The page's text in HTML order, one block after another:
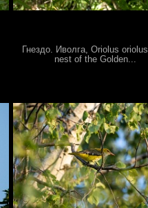
Гнездо. Иволга, Oriolus
nest of the Golden...